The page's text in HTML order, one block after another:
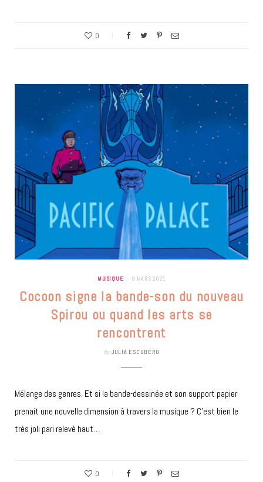
0
MUSIQUE 9 MARS 2021
Cocoon signe la bande-son du nouveau
Spirou ou quand les arts se
rencontrent
by JULIA ESCUDERO
Mélange des genres. Et si la bande-dessinée et son support papier
prenait une nouvelle dimension à travers la musique ? C’est bien le
très joli pari relevé haut…
0